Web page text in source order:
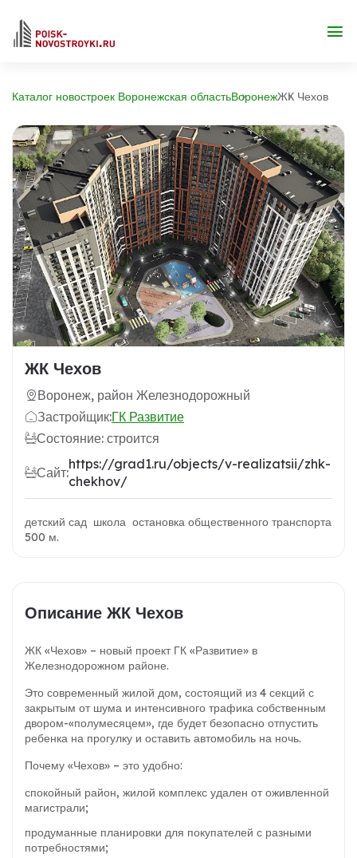
Каталог новостроек Воронежская областьВоронежЖК Чехов
ЖК Чехов
Воронеж, район Железнодорожный
Застройщик:ГК Развитие
Состояние: строится
Сайт:
https://grad1.ru/objects/v-realizatsii/zhk-
chekhov/
детский сад школа остановка общественного транспорта
500 м.
Описание ЖК Чехов
ЖК «Чехов» – новый проект ГК «Развитие» в
Железнодорожном районе.
Это современный жилой дом, состоящий из 4 секций с
закрытым от шума и интенсивного трафика собственным
двором-«полумесяцем», где будет безопасно отпустить
ребенка на прогулку и оставить автомобиль на ночь.
Почему «Чехов» – это удобно:
спокойный район, жилой комплекс удален от оживленной
магистрали;
продуманные планировки для покупателей с разными
потребностями;